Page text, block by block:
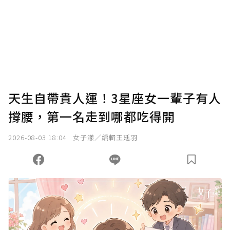
天生自帶貴人運！3星座女一輩子有人
撐腰，第一名走到哪都吃得開
2026-08-03 18:04 女子漾／編輯王廷羽